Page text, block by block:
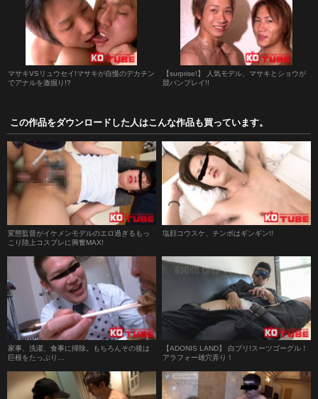
マサキVSリュウセイ!マサキが自慢のデカチン
でアナルを激掘り!?
【surprise!】 人気モデル、マサキとショウが
競パンプレイ!!
この作品をダウンロードした人はこんな作品も買っています。
変態監督がイケメンモデルのエロ過ぎるもっ
こり陸上コスプレに興奮MAX!
塩顔コウスケ、チンポはギンギン!!
家事、洗濯、食事に掃除。もちろんその後は
巨根をたっぷり…
【ADONIS LAND】 白ブリ!スーツゴーグル！
アラフォー雄穴弄り！